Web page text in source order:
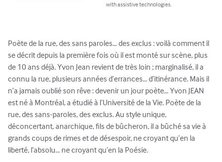
with assistive technologies.
Poète de la rue, des sans paroles… des exclus : voilà comment il
se décrit depuis la première fois où il est monté sur scène, plus
de 10 ans déjà. Yvon Jean revient de très loin ; marginalisé, il a
connu la rue, plusieurs années d’errances… d’itinérance. Mais il
n’a jamais oublié son rêve : devenir un jour poète… Yvon JEAN
est né à Montréal, a étudié à l’Université de la Vie. Poète de la
rue, des sans-paroles, des exclus. Au style unique,
déconcertant, anarchique, fils de bûcheron, il a bûché sa vie à
grands coups de rimes et de désespoir, ne croyant qu’en la
liberté, l’absolu… ne croyant qu’en la Poésie.